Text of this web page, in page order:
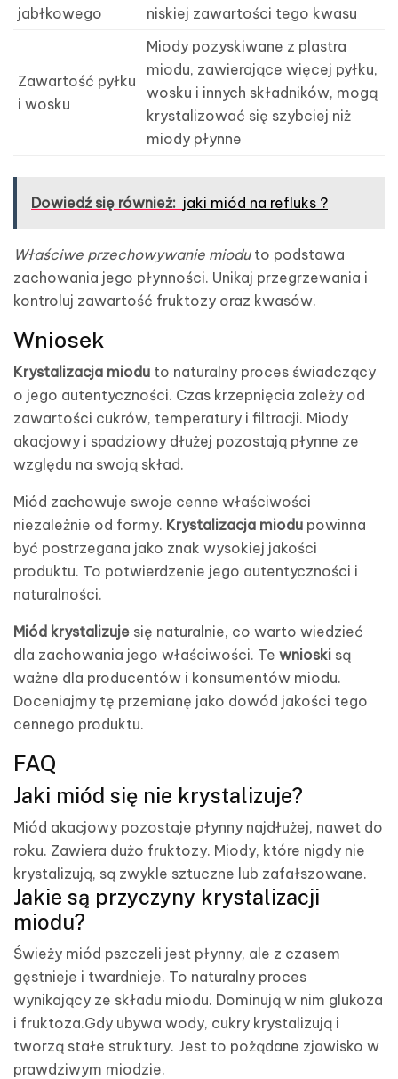
jabłkowego niskiej zawartości tego kwasu
Zawartość pyłku
i wosku
Miody pozyskiwane z plastra
miodu, zawierające więcej pyłku,
wosku i innych składników, mogą
krystalizować się szybciej niż
miody płynne
Dowiedź się również: jaki miód na refluks ?
Właściwe przechowywanie mioduto podstawa
zachowania jego płynności. Unikaj przegrzewania i
kontroluj zawartość fruktozy oraz kwasów.
Wniosek
Krystalizacja miodu to naturalny proces świadczący
o jego autentyczności. Czas krzepnięcia zależy od
zawartości cukrów, temperatury i filtracji. Miody
akacjowy i spadziowy dłużej pozostają płynne ze
względu na swoją skład.
Miód zachowuje swoje cenne właściwości
niezależnie od formy. Krystalizacja miodu powinna
być postrzegana jako znak wysokiej jakości
produktu. To potwierdzenie jego autentyczności i
naturalności.
Miód krystalizuje się naturalnie, co warto wiedzieć
dla zachowania jego właściwości. Te wnioski są
ważne dla producentów i konsumentów miodu.
Doceniajmy tę przemianę jako dowód jakości tego
cennego produktu.
FAQ
Jaki miód się nie krystalizuje?
Miód akacjowy pozostaje płynny najdłużej, nawet do
roku. Zawiera dużo fruktozy. Miody, które nigdy nie
krystalizują, są zwykle sztuczne lub zafałszowane.
Jakie są przyczyny krystalizacji
miodu?
Świeży miód pszczeli jest płynny, ale z czasem
gęstnieje i twardnieje. To naturalny proces
wynikający ze składu miodu. Dominują w nim glukoza
i fruktoza.Gdy ubywa wody, cukry krystalizują i
tworzą stałe struktury. Jest to pożądane zjawisko w
prawdziwym miodzie.